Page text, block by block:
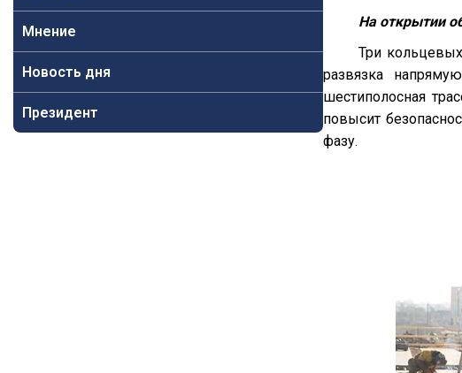
Мнение
Новость дня
Президент
На открытии
Три
развязка
шестиполосная
повысит
фазу.